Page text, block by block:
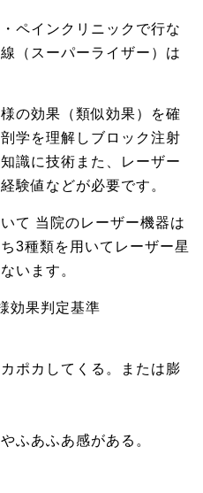
ペインクリニックで行な
（スーパーライザー）は
の効果（類似効果）を確
学を理解しブロック注射
識に技術また、レーザー
験値などが必要です。
て 当院のレーザー機器は
3種類を用いてレーザー星
います。
効果判定基準
ポカしてくる。または膨
ふあふあ感がある。